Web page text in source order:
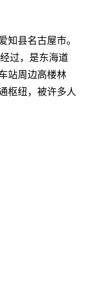
县名古屋市。
过，是东海道
站周边高楼林
枢纽，被许多人